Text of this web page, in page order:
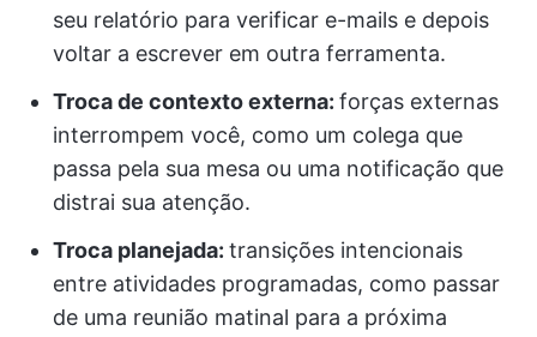
seu relatório para verificar e-mails e depois
voltar a escrever em outra ferramenta.
Troca de contexto externa: forças externas
interrompem você, como um colega que
passa pela sua mesa ou uma notificação que
distrai sua atenção.
Troca planejada: transições intencionais
entre atividades programadas, como passar
de uma reunião matinal para a próxima